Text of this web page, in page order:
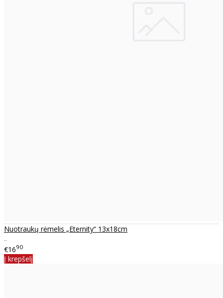
Nuotraukų rėmelis „Eternity“ 13x18cm
..
€1690
Į krepšelį